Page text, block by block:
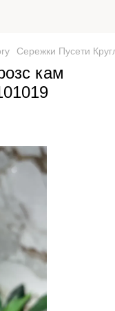
Сережки Пусети
кам